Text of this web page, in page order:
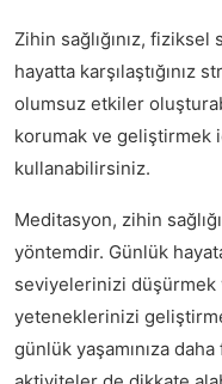
Zihin sağlığınız, fiziksel
hayatta karşılaştığınız
olumsuz etkiler
korumak ve geliştirmek
kullanabilirsiniz.
Meditasyon, zihin
yöntemdir. Günlük
seviyelerinizi düşürmek
yeteneklerinizi
günlük yaşamınıza